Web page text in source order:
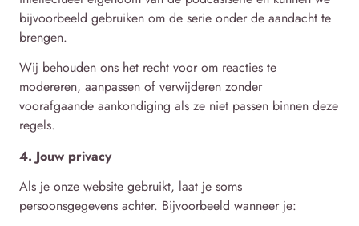
bijvoorbeeld gebruiken om de serie onder de aandacht te
brengen.
Wij behouden ons het recht voor om reacties te
modereren, aanpassen of verwijderen zonder
voorafgaande aankondiging als ze niet passen binnen deze
regels.
4. Jouw privacy
Als je onze website gebruikt, laat je soms
persoonsgegevens achter. Bijvoorbeeld wanneer je: